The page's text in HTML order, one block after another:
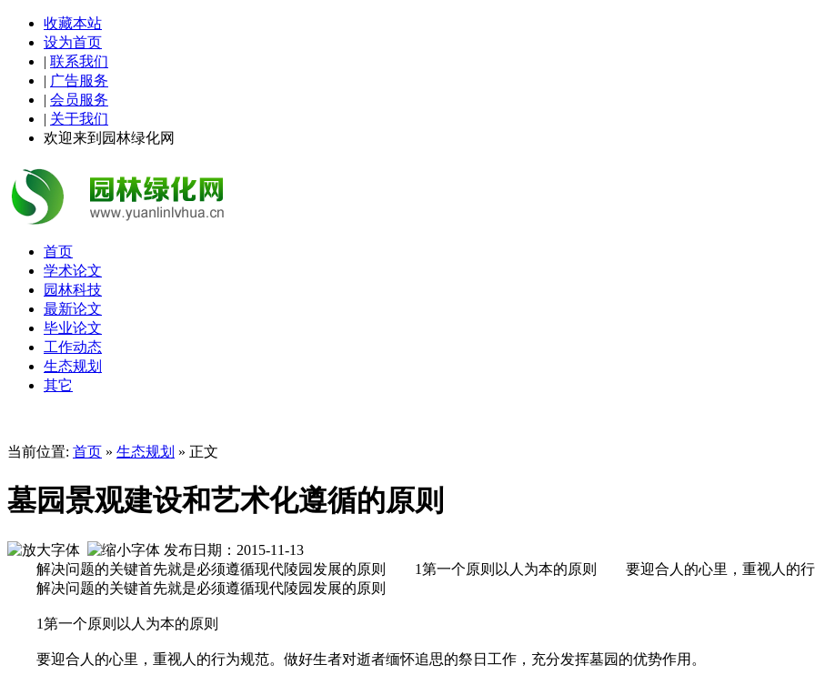
收藏本站
设为首页
| 联系我们
| 广告服务
| 会员服务
| 关于我们
欢迎来到园林绿化网
首页
学术论文
园林科技
最新论文
毕业论文
工作动态
生态规划
其它
当前位置: 首页 » 生态规划 » 正文
墓园景观建设和艺术化遵循的原则
发布日期：2015-11-13
解决问题的关键首先就是必须遵循现代陵园发展的原则 1第一个原则以人为本的原则 要迎合人的心里，重视人的行
解决问题的关键首先就是必须遵循现代陵园发展的原则
1第一个原则以人为本的原则
要迎合人的心里，重视人的行为规范。做好生者对逝者缅怀追思的祭日工作，充分发挥墓园的优势作用。